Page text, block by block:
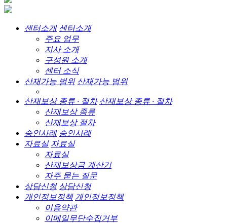
센터소개 센터소개
주요 업무
지사 소개
구성원 소개
센터 소식
산재가능 범위 산재가능 범위
산재보상 종류 · 절차 산재보상 종류 · 절차
산재보상 종류
산재보상 절차
승인사례 승인사례
자료실 자료실
자료실
산재보상금 계산기
자주 묻는 질문
상담신청 상담신청
개인정보정책 개인정보정책
이용약관
이메일무단수집거부